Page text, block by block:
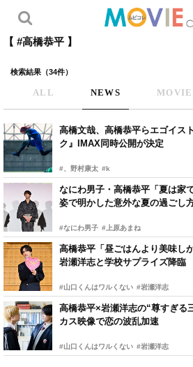
【 #高橋恭平 】
検索結果（34件）
ALL NEWS MOVIE
高橋文哉、高橋恭平らエゴイス
ク』IMAX同時公開が決定
#、野村康太 #k
なにわ男子・高橋恭平「夏は
姿で明かした意外な夏の過ごし
#なにわ男子 #上原あまね
高橋恭平「昼ごはんより美味し
岩瀬洋志と学校サプライズ降臨
#山口くんはワルくない #岩瀬洋志
高橋恭平×岩瀬洋志の“尊すぎる
カス映像で恋の波乱加速
#山口くんはワルくない #岩瀬洋志